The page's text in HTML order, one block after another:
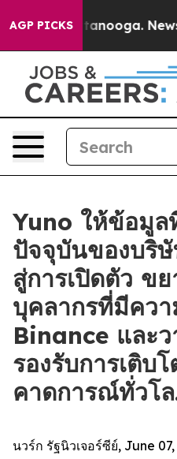
AGP PICKS
Chattanooga.
Yuno ให้ข้อมูล
ปัจจุบันของบริ
สู่การเปิดตัว ข
บุคลากรที่มีคว
Binance และว
รองรับการเติบ
คาดการณ์ทั่วโ
นวร์ก รัฐนิวเจอร์ซีย์, June